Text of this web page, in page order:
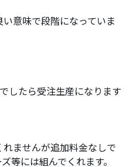
意味で段階になっていま
したら受注生産になります
ませんが追加料金なしで
等には組んでくれます。